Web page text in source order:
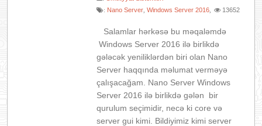
: Nano Server ,Windows Server 2016 13652
Salamlar hərkəsə bu məqaləmdə
Windows Server 2016 ilə birlikdə
gələcək yeniliklərdən biri olan Nano
Server haqqında məlumat verməyə
çalışacağam. Nano Server Windows
Server 2016 ilə birlikdə gələn bir
qurulum seçimidir, necə ki core və
server gui kimi. Bildiyimiz kimi server